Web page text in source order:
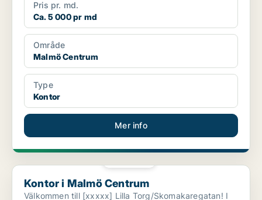
Pris pr. md.
Ca. 5 000 pr md
Område
Malmö Centrum
Type
Kontor
Mer info
Kontor i Malmö Centrum
Kontor i Malmö Centrum
Välkommen till [xxxxx] Lilla Torg/Skomakaregatan! I